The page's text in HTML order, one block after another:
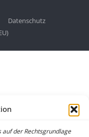
der Rechtsgrundlage
Datenschutz